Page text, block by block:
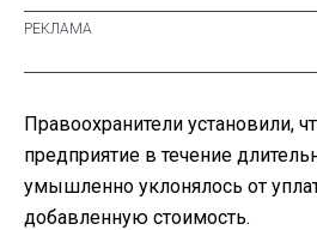
Правоохранители установили,
предприятие в течение
умышленно уклонялось от
добавленную стоимость.